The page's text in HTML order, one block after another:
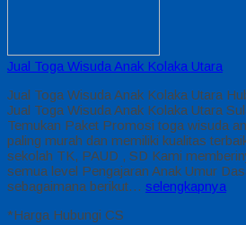
Jual Toga Wisuda Anak Kolaka Utara
Jual Toga Wisuda Anak Kolaka Utara
Jual Toga Wisuda Anak Kolaka Utara
Temukan Paket Promosi toga wisuda
paling murah dan memiliki kualitas
sekolah TK, PAUD , SD Kami
semua level Pengajaran Anak Umur
sebagaimana berikut… selengkapnya
*Harga Hubungi CS